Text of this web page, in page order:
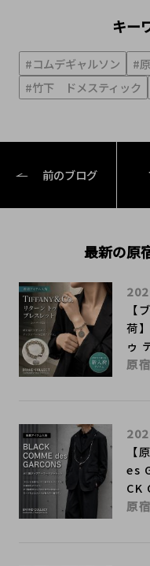
キー
#コムデギャルソン #
#竹下 ドメスティック
前のブログ
最新の原
【
荷
ゥ
原
【
es
CK
原